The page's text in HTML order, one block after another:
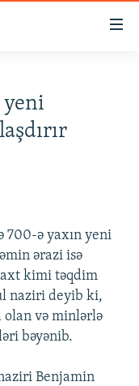
yeni
700-ə yaxın yeni
ərazi isə
kimi təqdim
naziri deyib ki,
olan və minlərlə
bəyənib.
Benjamin